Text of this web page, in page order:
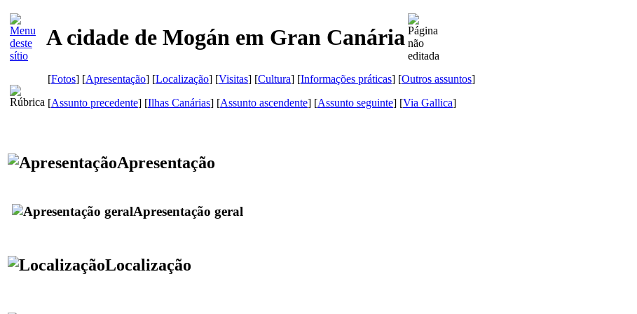
A cidade de Mogán em Gran Canária
[Fotos] [Apresentação] [Localização] [Visitas] [Cultura] [Informações práticas] [Outros assuntos]
[Assunto precedente] [Ilhas Canárias] [Assunto ascendente] [Assunto seguinte] [Via Gallica]
Apresentação
Apresentação geral
Localização